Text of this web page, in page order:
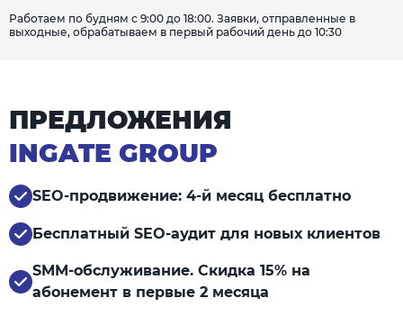
Работаем по будням с 9:00 до 18:00. Заявки, отправленные в
выходные, обрабатываем в первый рабочий день до 10:30
ПРЕДЛОЖЕНИЯ
INGATE GROUP
SEO-продвижение: 4-й месяц бесплатно
Бесплатный SEO-аудит для новых клиентов
SMM-обслуживание. Скидка 15% на
абонемент в первые 2 месяца